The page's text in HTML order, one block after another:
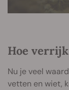
Hoe
Nu je veel
vetten en wiet,